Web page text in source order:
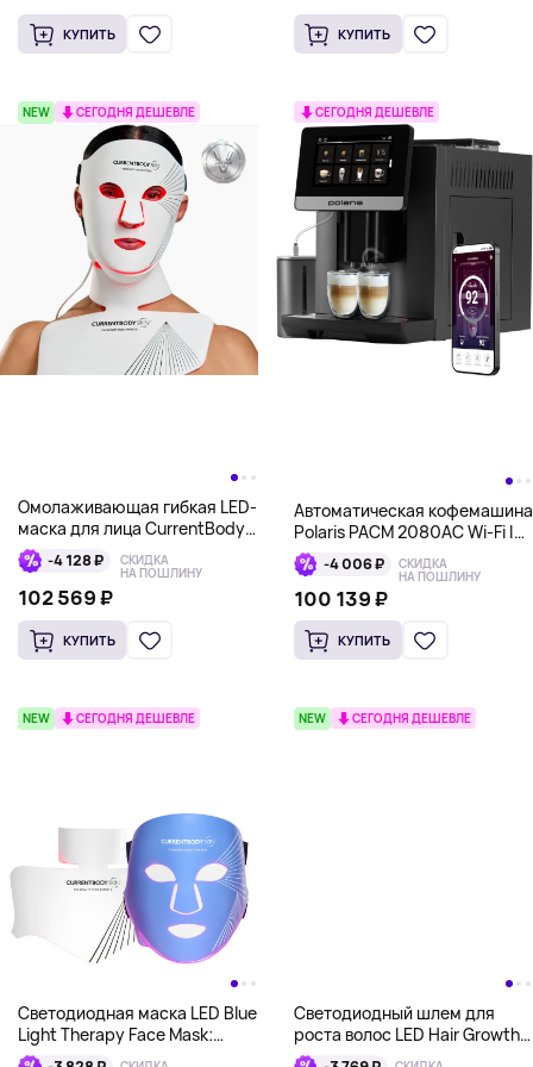
КУПИТЬ КУПИТЬ
NEW СЕГОДНЯ ДЕШЕВЛЕ
Омолаживающая гибкая LED-
маска для лица CurrentBody
Skin LED Light Therapy Mask
Series 2 и зоны декольте
CurrentBody Skin LED Neck &
(Красный и инфракрасный
свет)
-4 128 ₽ СКИДКА
НА ПОШЛИНУ
102 569 ₽
КУПИТЬ
СЕГОДНЯ ДЕШЕВЛЕ
Автоматическая кофемашина
Polaris PACM 2080AC Wi-Fi IQ
Home, черный
-4 006 ₽ СКИДКА
НА ПОШЛИНУ
100 139 ₽
КУПИТЬ
NEW СЕГОДНЯ ДЕШЕВЛЕ
Светодиодная маска LED Blue
Light Therapy Face Mask:
Series 2, голубая со
NEW СЕГОДНЯ ДЕШЕВЛЕ
Светодиодный шлем для
роста волос LED Hair Growth
Helmet CurrentBody Skin, L